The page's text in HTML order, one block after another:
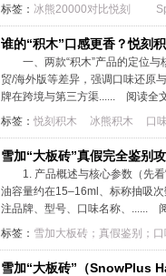
标签： 冰熊20000对比悦刻
谁的“积木”口感更香？悦刻
一、两款“积木”产品的定位
贸/海外版等差异，强调口味还原
牌在跨境与第三方渠......
阅读全
标签： 悦刻积木 冰熊积木 口
雪加“大板砖”真假完全鉴别
1. 产品概述与核心参数（先
油容量约在15–16ml、标称抽吸
注品牌、型号、口味名称、......
标签： 雪加大板砖；真假鉴别；
雪加“大板砖”（SnowPlus